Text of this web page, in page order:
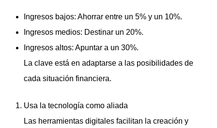
Ingresos bajos: Ahorrar entre un 5% y un 10%.
Ingresos medios: Destinar un 20%.
Ingresos altos: Apuntar a un 30%.
La clave está en adaptarse a las posibilidades de
cada situación financiera.
Usa la tecnología como aliada
Las herramientas digitales facilitan la creación y